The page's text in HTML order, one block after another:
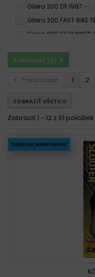
Gilera 200 ER 1987 -
Gilera 200 FAST BIKE
Gilera 200 FX RUNNER
Gilera 200 RUNNER ST
Gilera 200 RUNNER
Gilera 200 RV 1986 -
Gilera 200 RX 1985 -
Gilera FX 200 Runner
Gilera FX 200 Runner
Gilera FX 200 Runner
Gilera Runner 200
Gilera Runner 200
Gilera Runner 200
Gilera Runner 200
Gilera Runner 200
Gilera Runner 200
Gilera Runner 200
POROVNAŤ (0)
Predchádz. 1 2
ZOBRAZIŤ VŠETKO
Zobraziť 1 - 12 z 61 položiek
Sada na jeden kotúč